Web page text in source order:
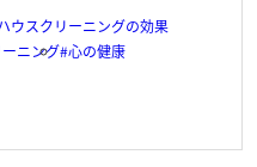
ウスクリーニングの効果
ニング 心の健康